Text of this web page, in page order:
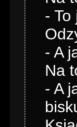
- To
- A
Na
- A